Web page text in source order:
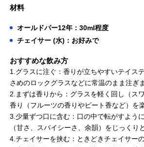
材料
オールドパー12年：30ml程度
チェイサー (水)：お好みで
おすすめな飲み方
1.グラスに注ぐ：香りが立ちやすいテイス
さめのロックグラスなどに常温のまま注ぎま
2.まずは香りから：グラスを軽く回し（ス
香り（フルーツの香りやピート香など）を
3.少量ずつ口に含む：口の中で転がすよう
（甘さ、スパイシーさ、余韻）をじっくり
4.チェイサーを挟む：ときどきチェイサー